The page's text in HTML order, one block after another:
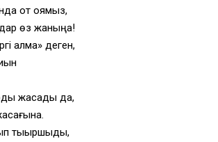
от қоямыз,
өз жаныңа!
алма» деген,
жасады да,
тықыршыды,